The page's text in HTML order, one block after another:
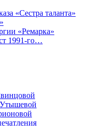
«Сестра таланта»
«Ремарка»
1991-го…